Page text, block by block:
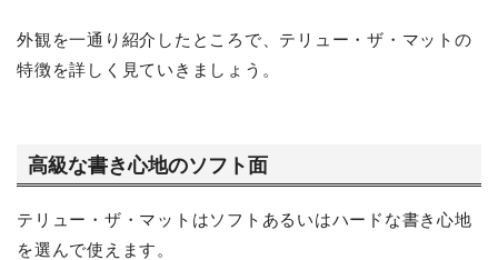
外観を一通り紹介したところで、テリュー・ザ・マットの
特徴を詳しく見ていきましょう。
高級な書き心地のソフト面
テリュー・ザ・マットはソフトあるいはハードな書き心地
を選んで使えます。